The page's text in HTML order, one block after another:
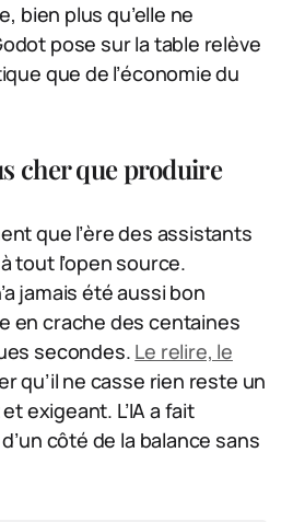
bien plus qu’elle ne
pose sur la table relève
que de l’économie du
cher que produire
que l’ère des assistants
tout l’open source.
jamais été aussi bon
en crache des centaines
secondes. Le relire, le
qu’il ne casse rien reste un
exigeant. L’IA a fait
côté de la balance sans